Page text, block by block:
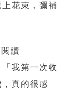
花束，彌補
讀
我第一次收
真的很感